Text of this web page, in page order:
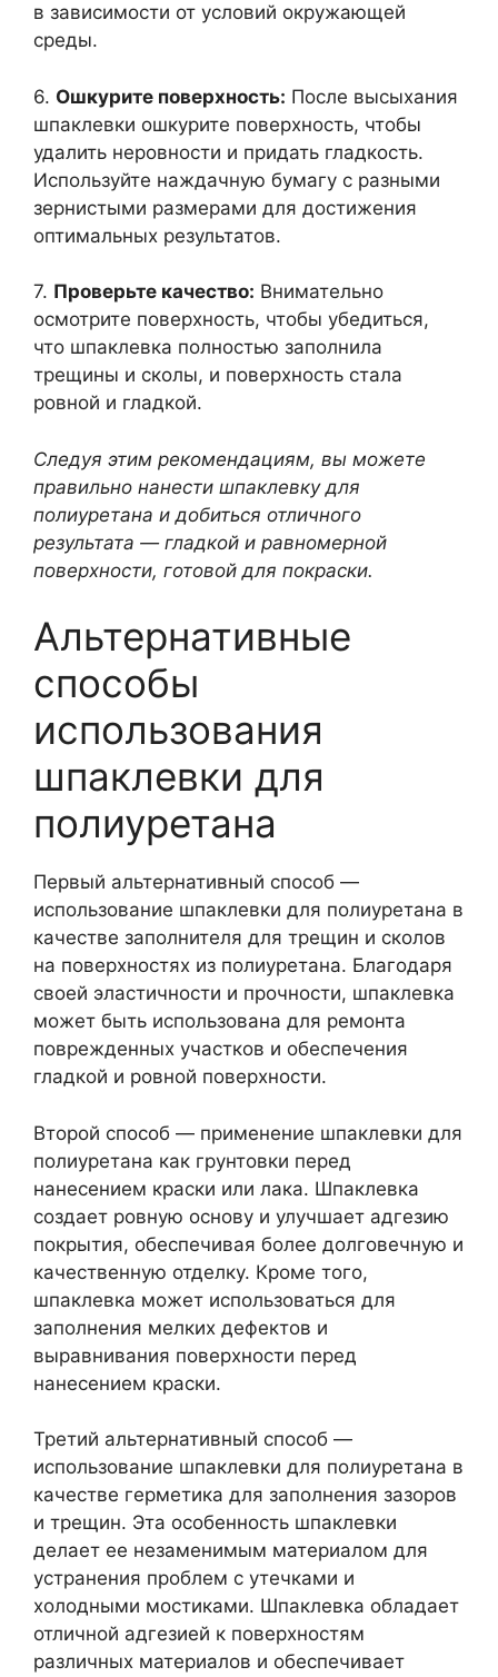
в зависимости от условий окружающей
среды.
6. Ошкурите поверхность: После высыхания
шпаклевки ошкурите поверхность, чтобы
удалить неровности и придать гладкость.
Используйте наждачную бумагу с разными
зернистыми размерами для достижения
оптимальных результатов.
7. Проверьте качество: Внимательно
осмотрите поверхность, чтобы убедиться,
что шпаклевка полностью заполнила
трещины и сколы, и поверхность стала
ровной и гладкой.
Следуя этим рекомендациям, вы можете
правильно нанести шпаклевку для
полиуретана и добиться отличного
результата — гладкой и равномерной
поверхности, готовой для покраски.
Альтернативные
способы
использования
шпаклевки для
полиуретана
Первый альтернативный способ —
использование шпаклевки для полиуретана в
качестве заполнителя для трещин и сколов
на поверхностях из полиуретана. Благодаря
своей эластичности и прочности, шпаклевка
может быть использована для ремонта
поврежденных участков и обеспечения
гладкой и ровной поверхности.
Второй способ — применение шпаклевки для
полиуретана как грунтовки перед
нанесением краски или лака. Шпаклевка
создает ровную основу и улучшает адгезию
покрытия, обеспечивая более долговечную и
качественную отделку. Кроме того,
шпаклевка может использоваться для
заполнения мелких дефектов и
выравнивания поверхности перед
нанесением краски.
Третий альтернативный способ —
использование шпаклевки для полиуретана в
качестве герметика для заполнения зазоров
и трещин. Эта особенность шпаклевки
делает ее незаменимым материалом для
устранения проблем с утечками и
холодными мостиками. Шпаклевка обладает
отличной адгезией к поверхностям
различных материалов и обеспечивает